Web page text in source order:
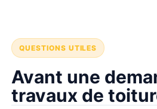
QUESTIONS UTILES
Avant une
travaux de